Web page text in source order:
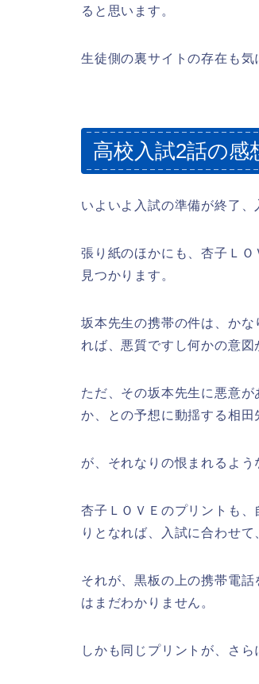
ると思います。
生徒側の裏サイトの存在も気
高校入試2話の感
いよいよ入試の準備が終了、
張り紙のほかにも、杏子Ｌ
見つかります。
坂本先生の携帯の件は、か
れば、悪質ですし何かの意図
ただ、その坂本先生に悪意
か、との予想に動揺する相田
が、それなりの恨まれるよう
杏子ＬＯＶＥのプリントも
りとなれば、入試に合わせ
それが、黒板の上の携帯電
はまだわかりません。
しかも同じプリントが、さ